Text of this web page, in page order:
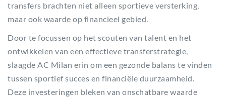
transfers brachten niet alleen sportieve versterking,
maar ook waarde op financieel gebied.
Door te focussen op het scouten van talent en het
ontwikkelen van een effectieve transferstrategie,
slaagde AC Milan erin om een gezonde balans te vinden
tussen sportief succes en financiële duurzaamheid.
Deze investeringen bleken van onschatbare waarde